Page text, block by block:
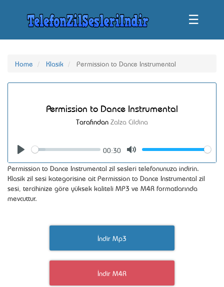
☰
Home Klasik Permission to Dance Instrumental
Permission to Dance Instrumental
Tarafından Zalza Cildina
Seek
00:30
Volume
Permission to Dance Instrumental zil sesleri telefonunuza indirin.
Klasik zil sesi kategorisine ait Permission to Dance Instrumental zil
sesi, tercihinize göre yüksek kaliteli MP3 ve M4R formatlarında
mevcuttur.
İndir Mp3
İndir M4R